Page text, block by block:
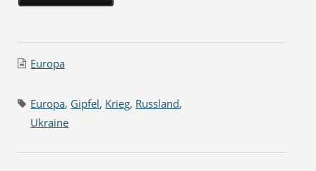
Europa
Europa, Gipfel, Krieg, Russland,
Ukraine